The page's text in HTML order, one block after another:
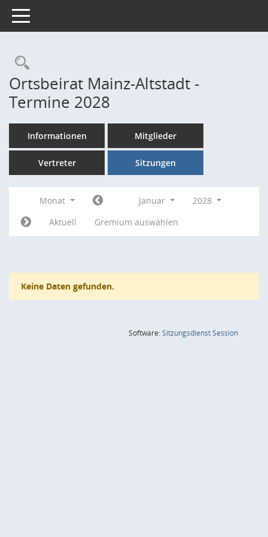
Toggle navigation
Rechercheauswahl
Ortsbeirat Mainz-Altstadt -
Termine 2028
Informationen Mitglieder
Vertreter Sitzungen
Monat Januar
2028
Aktuell
Gremium auswählen
Keine Daten gefunden.
Software:SitzungsdienstSession(Wird in